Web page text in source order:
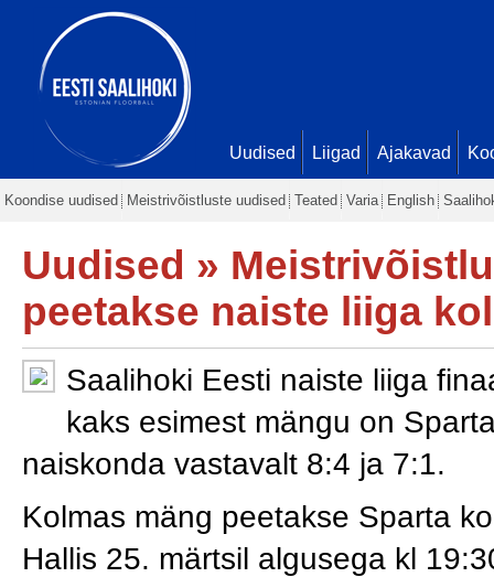
Uudised Liigad Ajakavad
Koondise uudised Meistrivõistluste uudised Teated Varia English
Uudised »
peetakse naiste liiga
Saalihoki Eesti naiste liiga
kaks esimest mängu on
naiskonda vastavalt 8:4 ja 7:1.
Kolmas mäng peetakse Sparta
Hallis 25. märtsil algusega kl